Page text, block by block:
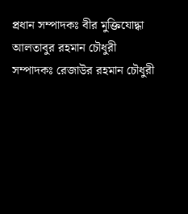
প্রধান সম্পাদকঃ বীর মুক্তিযোদ্ধা
আলতাবুর রহমান চৌধুরী
সম্পাদকঃ রেজাউর রহমান চৌধুরী